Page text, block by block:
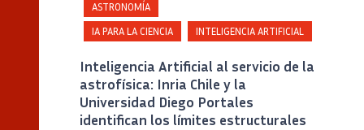
ASTRONOMÍA
IA PARA LA CIENCIA
INTELIGENCIA ARTIFICIAL
Inteligencia Artificial al servicio de la
astrofísica: Inria Chile y la
Universidad Diego Portales
identifican los límites estructurales